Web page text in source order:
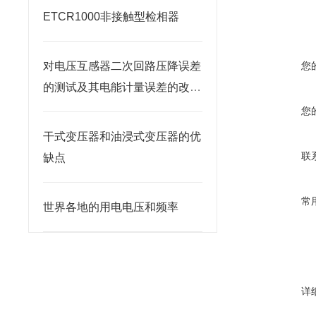
ETCR1000非接触型检相器
对电压互感器二次回路压降误差
的测试及其电能计量误差的改进
干式变压器和油浸式变压器的优
缺点
世界各地的用电电压和频率
您
您
联
常
详